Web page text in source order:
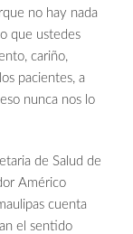
no hay nada
que ustedes
cariño,
pacientes, a
nunca nos lo
de Salud de
Américo
cuenta
el sentido